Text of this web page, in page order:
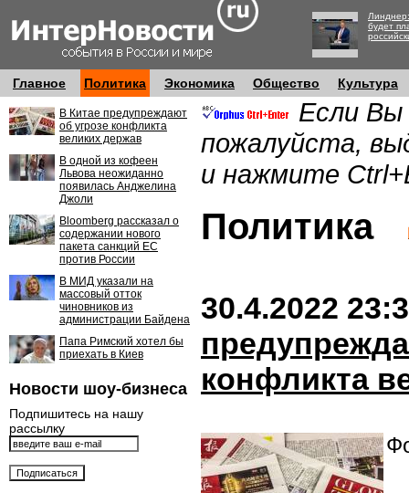
будет
Главное Политика Экономика Общество Культура
В Китае предупреждают
об угрозе конфликта
великих держав
В одной из кофеен
Львова неожиданно
появилась Анджелина
Джоли
Bloomberg рассказал о
содержании нового
пакета санкций ЕС
против России
В МИД указали на
массовый отток
чиновников из
администрации Байдена
Папа Римский хотел бы
приехать в Киев
Новости шоу-бизнеса
Подпишитесь на нашу
рассылку
Если Вы
пожалуйста,
и нажмите
Политика
30.4.2022
конфликта